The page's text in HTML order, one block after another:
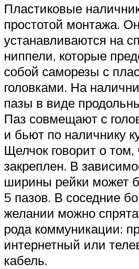
Пластиковые
простотой монтажа.
устанавливаются на
ниппели, которые
собой саморезы с
головками. На
пазы в виде
Паз совмещают с
и бьют по наличнику
Щелчок говорит о том,
закреплен. В
ширины рейки может
5 пазов. В соседние
желании можно
рода коммуникации:
интернетный или
кабель.